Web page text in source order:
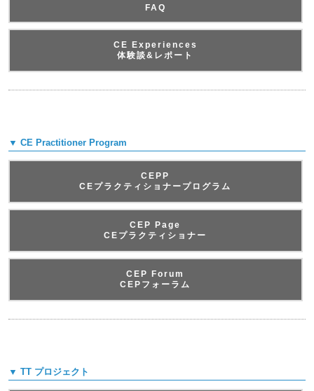
FAQ
CE Experiences
体験談&レポート
▼ CE Practitioner Program
CEPP
CEプラクティショナープログラム
CEP Page
CEプラクティショナー
CEP Forum
CEPフォーラム
▼ TT プロジェクト